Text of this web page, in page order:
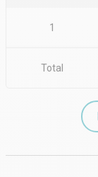
1
Total